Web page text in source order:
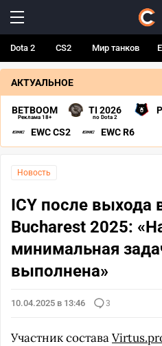
Dota 2 CS2 Мир танков
АКТУАЛЬНОЕ
BETBOOM
Реклама 18+
TI 2026
по Dota 2
EWC CS2 EWC R6
Новость
ICY после выхода
Bucharest 2025:
минимальная
выполнена»
10.04.2025 в 13:46 3
Участник состава